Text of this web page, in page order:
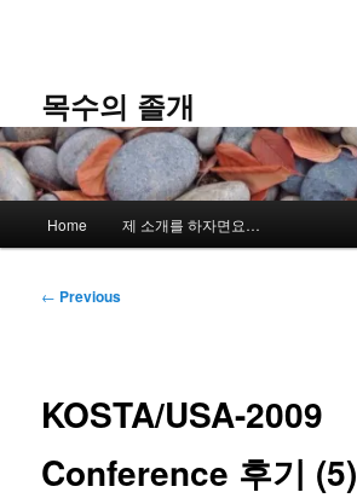
content목수의 졸개
Home 제 소개를 하자면요…
Post
← Previous
KOSTA/USA-2009
Conference 후기 (5)